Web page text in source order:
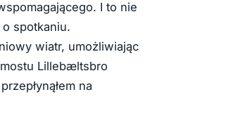
I to nie
spotkaniu.
wiatr, umożliwiając
Lillebæltsbro
na